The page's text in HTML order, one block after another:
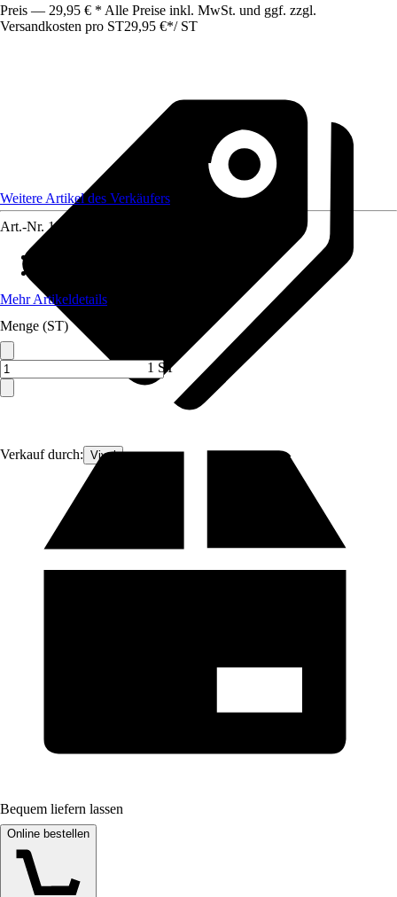
Preis — 29,95 € * Alle Preise inkl. MwSt. und ggf. zzgl.
Versandkosten pro ST29,95 €*/ ST
Verkauf durch: Vivol
Weitere Artikel des Verkäufers
Art.-Nr. 12153699
Mehr Artikeldetails
Menge (ST)
1 ST
Bequem liefern lassen
Online bestellen